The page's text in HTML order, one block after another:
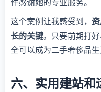
这个案例让我感受到，
长的关键。只要前期打
全可以成为二手奢侈品生
六、实用建站和